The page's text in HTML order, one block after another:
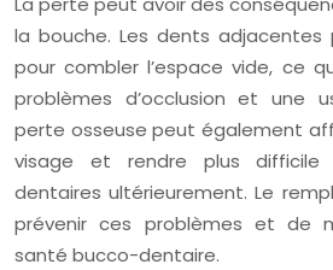
la bouche. Les dents
pour combler l’espace vide, ce
problèmes d’occlusion et une
perte osseuse peut également
visage et rendre plus difficile
dentaires ultérieurement. Le
prévenir ces problèmes et de
santé bucco-dentaire.